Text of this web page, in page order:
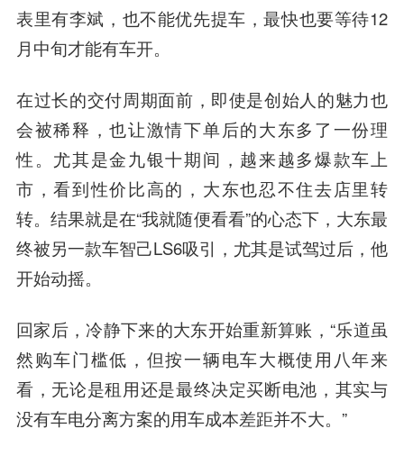
表里有李斌，也不能优先提车，最快也要等待12
月中旬才能有车开。
在过长的交付周期面前，即使是创始人的魅力也
会被稀释，也让激情下单后的大东多了一份理
性。 尤其是金九银十期间，越来越多爆款车上
市，看到性价比高的，大东也忍不住去店里转
转。结果就是在“我就随便看看”的心态下，大东最
终被另一款车智己LS6吸引，尤其是试驾过后，他
开始动摇。
回家后，冷静下来的大东开始重新算账，“乐道虽
然购车门槛低，但按一辆电车大概使用八年来
看，无论是租用还是最终决定买断电池，其实与
没有车电分离方案的用车成本差距并不大。”